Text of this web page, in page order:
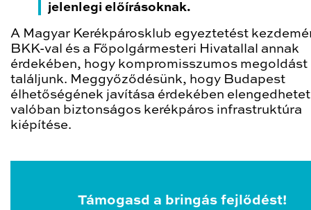
jelenlegi előírásoknak.
A Magyar Kerékpárosklub egyeztetést
BKK-val és a Főpolgármesteri Hivatallal annak
érdekében, hogy kompromisszumos megoldást
találjunk. Meggyőződésünk, hogy Budapest
élhetőségének javítása érdekében
valóban biztonságos kerékpáros infrastruktúra
kiépítése.
Támogasd a bringás fejlődést!